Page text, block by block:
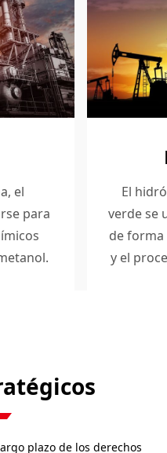
el
para
El
verde se
de
y el
plazo de los derechos